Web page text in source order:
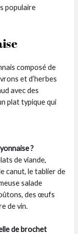
populaire
composé de
et d’herbes
avec des
plat typique qui
?
de viande,
canut, le tablier de
salade
des œufs
de vin.
de brochet